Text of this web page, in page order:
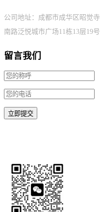
公司地址：成都市成华区昭觉寺
南路泛悦城市广场11栋13层19号
留言我们